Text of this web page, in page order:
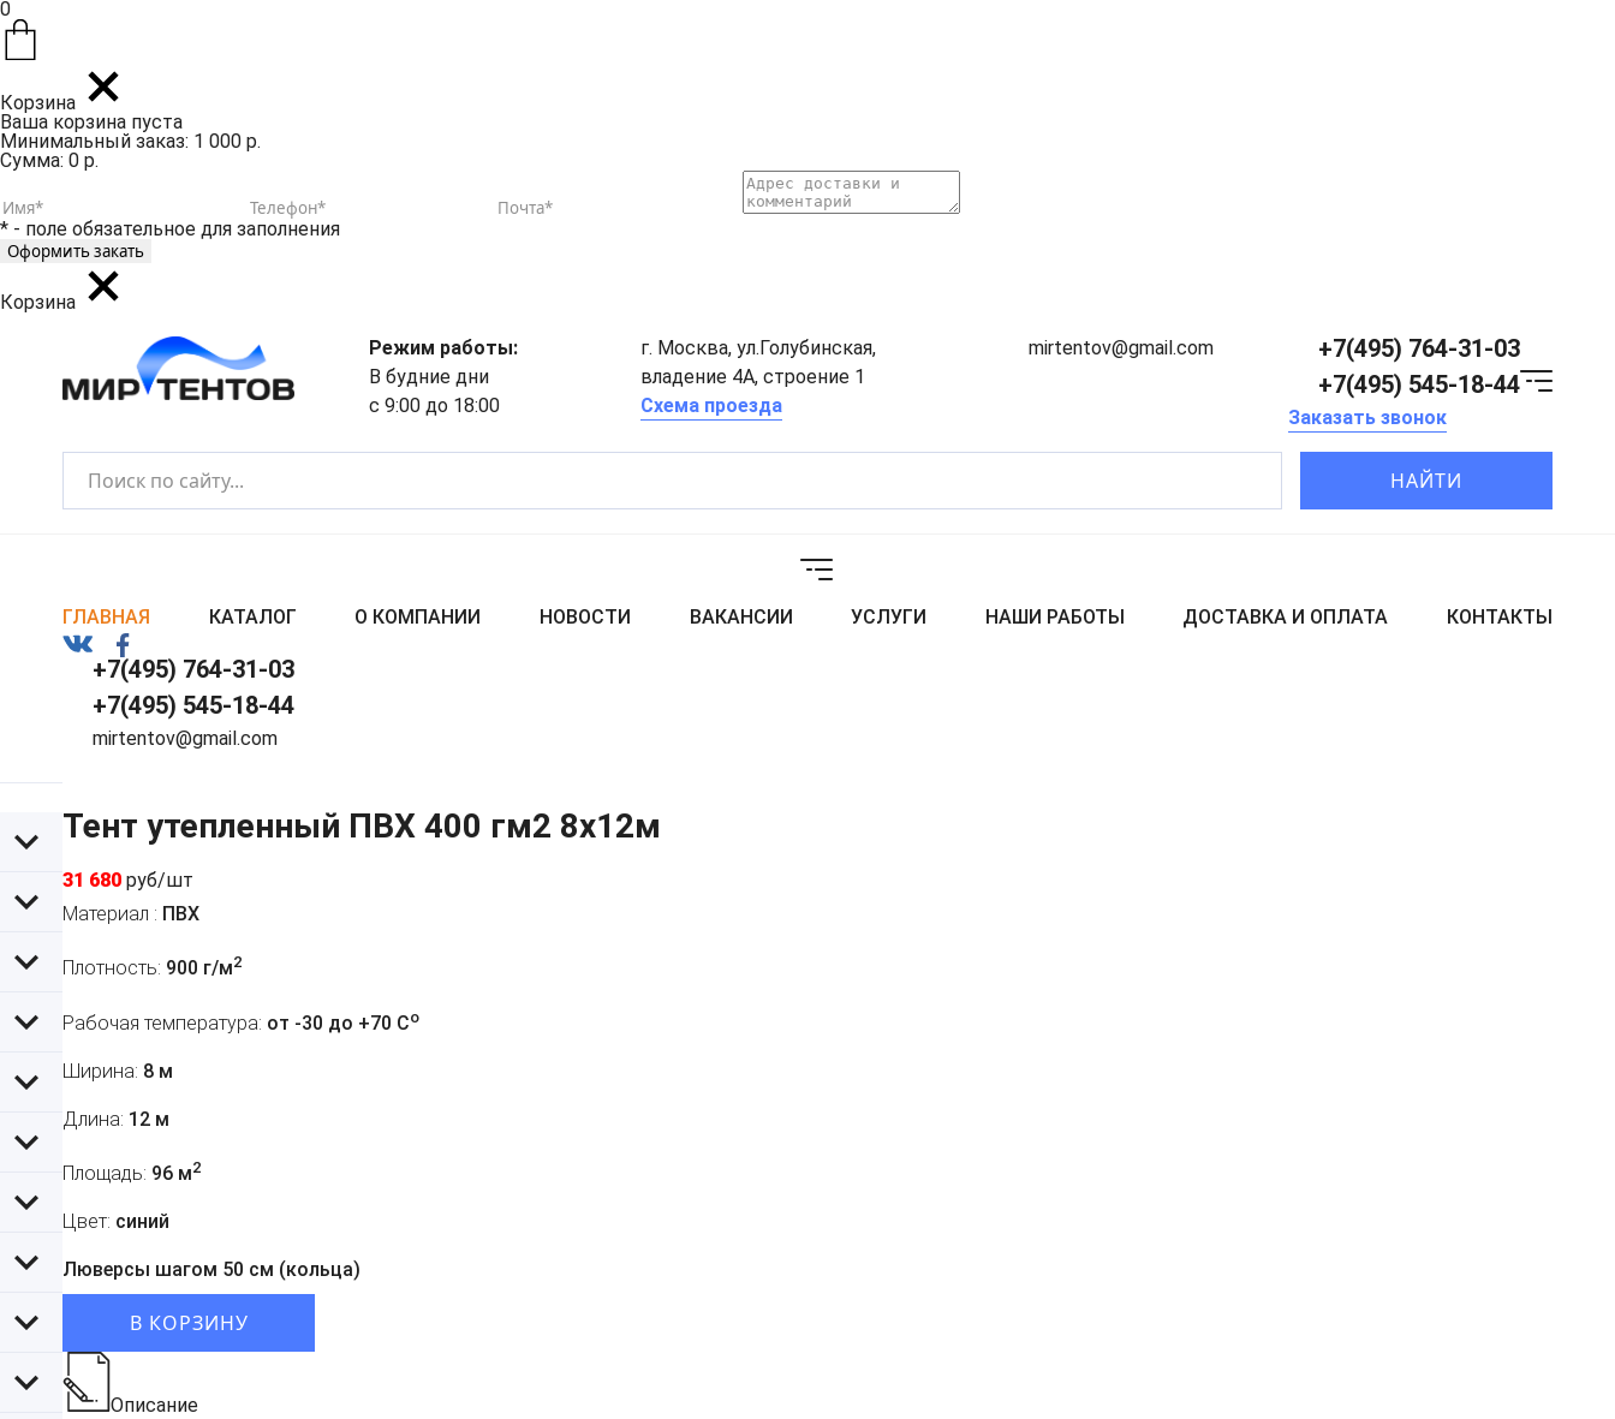
0
Корзина
Ваша корзина пуста
Минимальный заказ: 1 000 р.
Сумма: 0 р.
* - поле обязательное для заполнения
Корзина
Режим работы:
В будние дни
с 9:00 до 18:00
г. Москва, ул.Голубинская,
владение 4А, строение 1
Схема проезда
mirtentov@gmail.com
+7(495) 764-31-03
+7(495) 545-18-44
Заказать звонок
НАЙТИ
ГЛАВНАЯ КАТАЛОГ О КОМПАНИИ НОВОСТИ ВАКАНСИИ УСЛУГИ НАШИ РАБОТЫ ДОСТАВКА И ОПЛАТА КОНТАКТЫ
+7(495) 764-31-03
+7(495) 545-18-44
mirtentov@gmail.com
Тент утепленный ПВХ 400 гм2 8х12м
31 680 руб/шт
Материал : ПВХ
Плотность: 900 г/м2
Рабочая температура: от -30 до +70 Co
Ширина: 8 м
Длина: 12 м
Площадь: 96 м2
Цвет: синий
Люверсы шагом 50 см (кольца)
В КОРЗИНУ
Описание